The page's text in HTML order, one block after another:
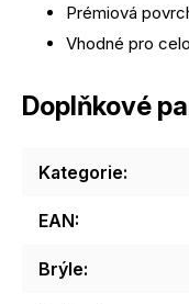
Prémiová
Vhodné pro
Doplňkové
Kategorie:
EAN:
Brýle: